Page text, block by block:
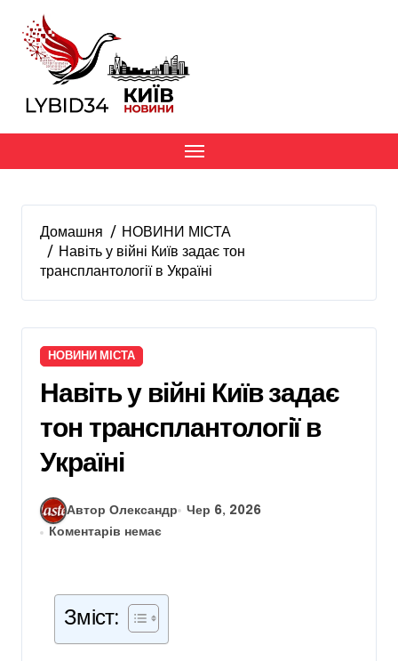
вмісту
Домашня
НОВИНИ МІСТА
Навіть у війні Київ задає тон
трансплантології в Україні
НОВИНИ МІСТА
Навіть у війні Київ задає
тон трансплантології в
Україні
Автор Олександр
Чер 6, 2026
Коментарів немає
Зміст: